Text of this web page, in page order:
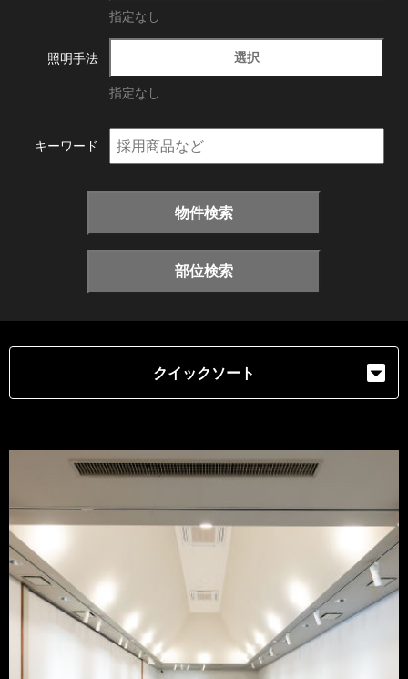
指定なし
照明手法 選択
指定なし
キーワード
物件検索
部位検索
クイックソート